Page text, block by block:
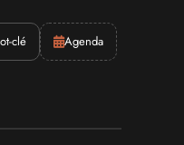
clé Agenda